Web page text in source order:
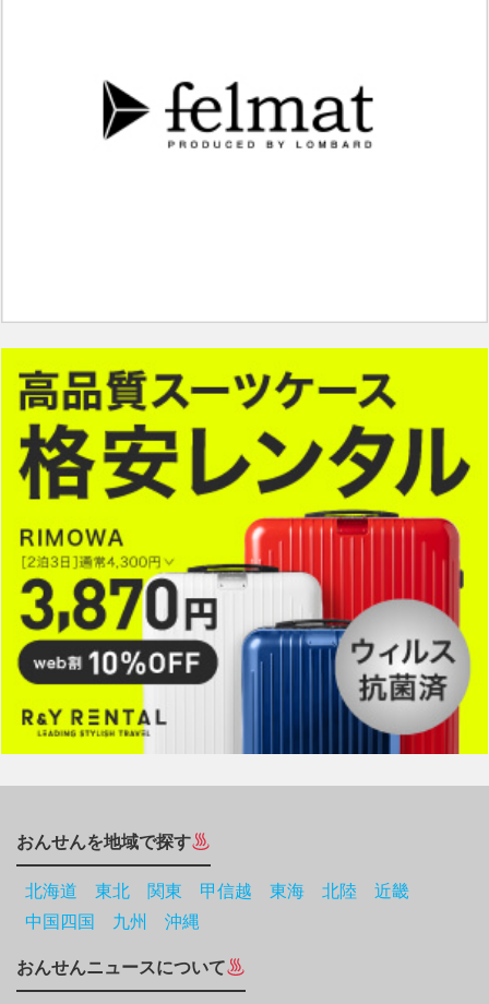
おんせんを地域で探す
北海道 東北 関東 甲信越 東海 北陸
近畿
中国四国
九州 沖縄
おんせんニュースについて